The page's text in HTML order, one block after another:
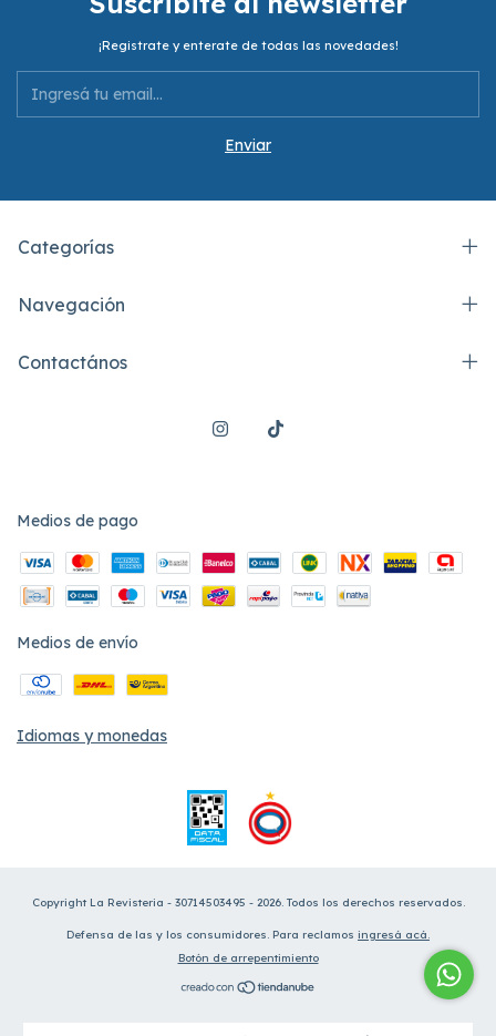
¡Registrate y enterate de todas las novedades!
Categorías
Navegación
Contactános
Medios de pago
Medios de envío
Idiomas y monedas
Copyright La Revisteria - 30714503495 - 2026. Todos los derechos reservados.
Defensa de las y los consumidores. Para reclamos ingresá acá.
Botón de arrepentimiento